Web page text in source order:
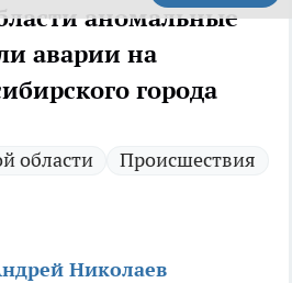
аномальные
аварии на
города
области
Происшествия
Николаев